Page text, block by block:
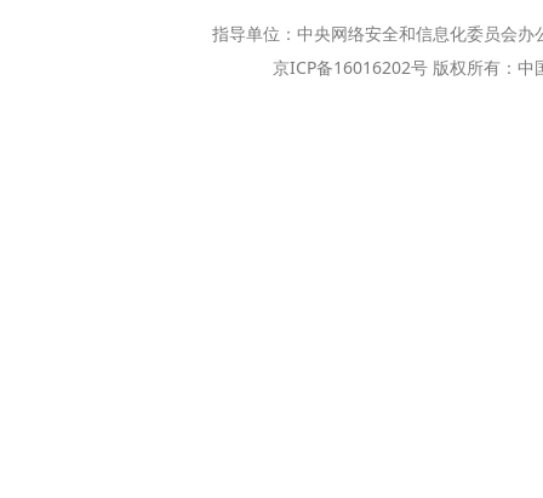
指导单位：中央网络安全和信息化委员会
京ICP备16016202号 版权所有：